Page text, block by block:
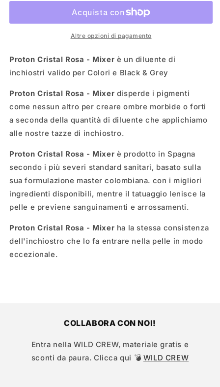
Altre opzioni di pagamento
Proton Cristal Rosa - Mixer è un diluente di
inchiostri valido per Colori e Black & Grey
Proton Cristal Rosa - Mixer disperde i pigmenti
come nessun altro per creare ombre morbide o forti
a seconda della quantità di diluente che applichiamo
alle nostre tazze di inchiostro.
Proton Cristal Rosa - Mixer è prodotto in Spagna
secondo i più severi standard sanitari, basato sulla
sua formulazione master colombiana. con i migliori
ingredienti disponibili, mentre il tatuaggio lenisce la
pelle e previene sanguinamenti e arrossamenti.
Proton Cristal Rosa - Mixer ha la stessa consistenza
dell'inchiostro che lo fa entrare nella pelle in modo
eccezionale.
COLLABORA CON NOI!
Entra nella WILD CREW, materiale gratis e
sconti da paura. Clicca qui 💣 WILD CREW